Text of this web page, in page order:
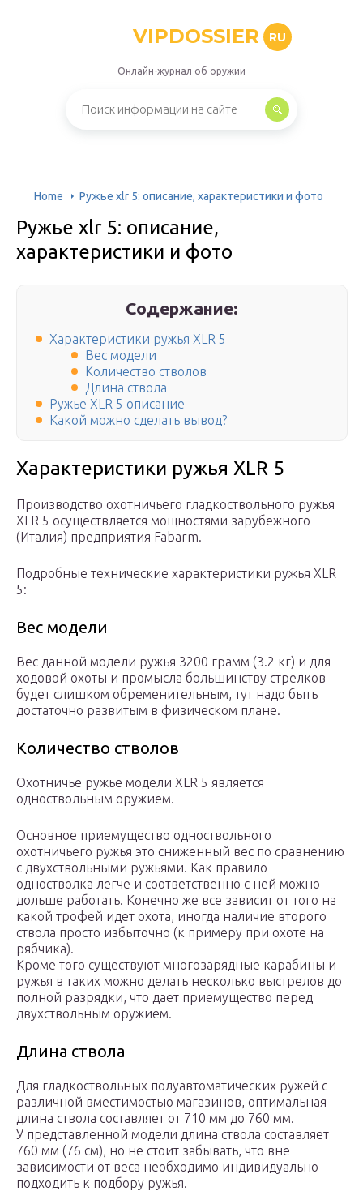
VIPDOSSIER RU
Онлайн-журнал об оружии
Home Ружье xlr 5: описание, характеристики и фото
Ружье xlr 5: описание,
характеристики и фото
Содержание:
Характеристики ружья XLR 5
Вес модели
Количество стволов
Длина ствола
Ружье XLR 5 описание
Какой можно сделать вывод?
Характеристики ружья XLR 5
Производство охотничьего гладкоствольного ружья
XLR 5 осуществляется мощностями зарубежного
(Италия) предприятия Fabarm.
Подробные технические характеристики ружья XLR
5:
Вес модели
Вес данной модели ружья 3200 грамм (3.2 кг) и для
ходовой охоты и промысла большинству стрелков
будет слишком обременительным, тут надо быть
достаточно развитым в физическом плане.
Количество стволов
Охотничье ружье модели XLR 5 является
одноствольным оружием.
Основное приемущество одноствольного
охотничьего ружья это сниженный вес по сравнению
с двухствольными ружьями. Как правило
одностволка легче и соответственно с ней можно
дольше работать. Конечно же все зависит от того на
какой трофей идет охота, иногда наличие второго
ствола просто избыточно (к примеру при охоте на
рябчика).
Кроме того существуют многозарядные карабины и
ружья в таких можно делать несколько выстрелов до
полной разрядки, что дает приемущество перед
двухствольным оружием.
Длина ствола
Для гладкоствольных полуавтоматических ружей с
различной вместимостью магазинов, оптимальная
длина ствола составляет от 710 мм до 760 мм.
У представленной модели длина ствола составляет
760 мм (76 см), но не стоит забывать, что вне
зависимости от веса необходимо индивидуально
подходить к подбору ружья.